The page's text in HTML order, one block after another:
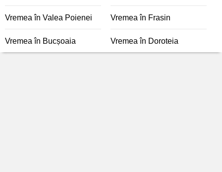
Vremea în Valea Poienei Vremea în Frasin
Vremea în Bucșoaia Vremea în Doroteia